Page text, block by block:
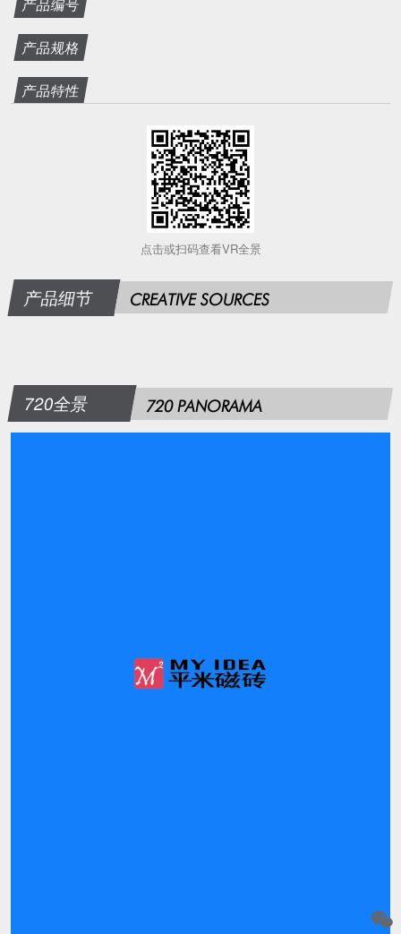
产品规格
产品特性
点击或扫码查看VR全景
产品细节 CREATIVE SOURCES
720全景 720 PANORAMA